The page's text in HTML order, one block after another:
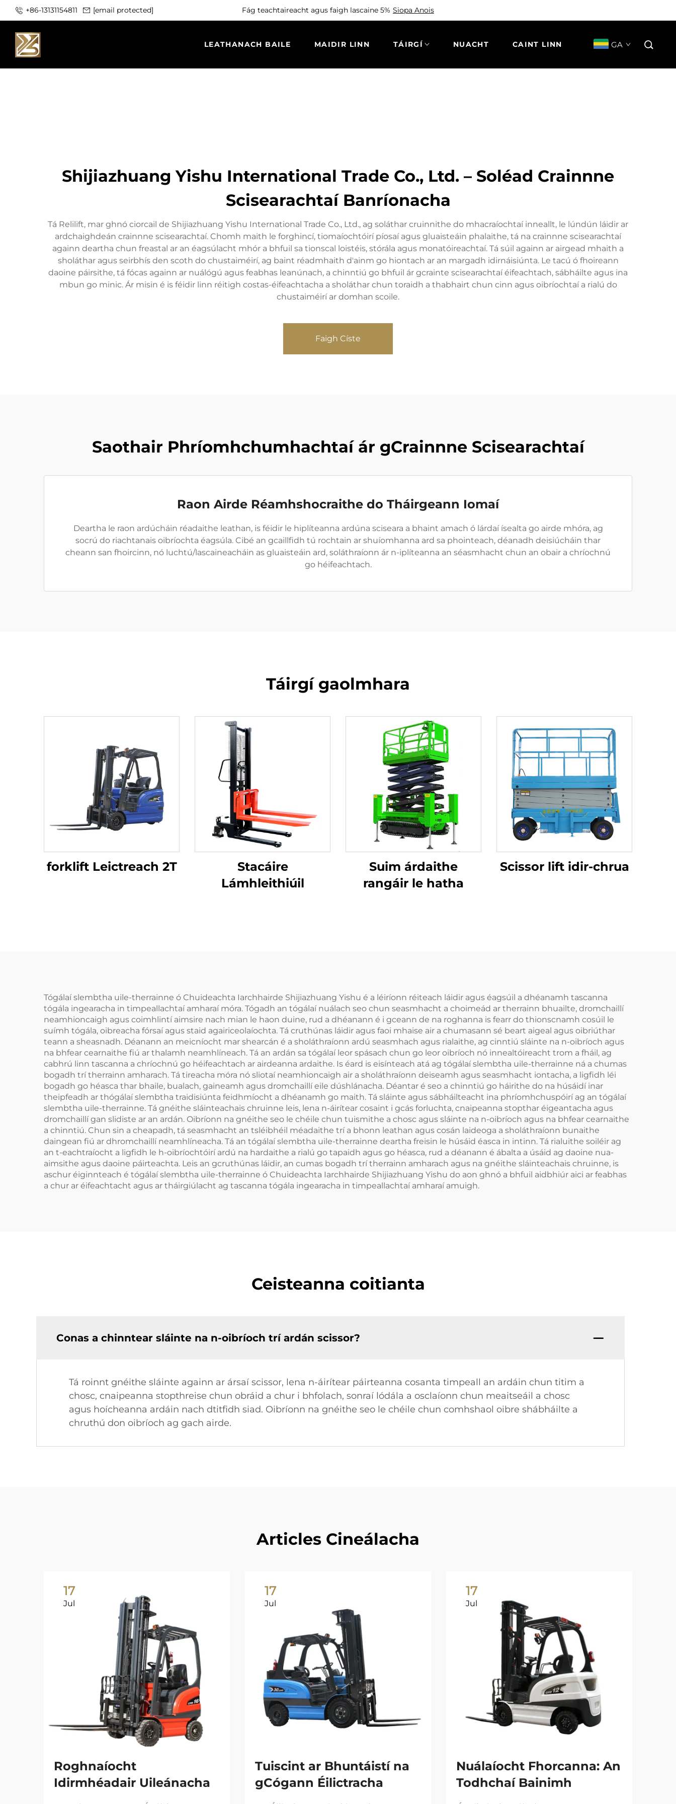
+86-13131154811 [email protected] Fág teachtaireacht agus faigh lascaine 5% Siopa Anois
LEATHANACH BAILE MAIDIR LINN TÁIRGÍ NUACHT CAINT LINN GA
Shijiazhuang Yishu International Trade Co., Ltd. – Soléad Crainnne
Scisearachtaí Banríonacha
Tá Relilift, mar ghnó ciorcail de Shijiazhuang Yishu International Trade Co., Ltd., ag soláthar cruinnithe do mhacraíochtaí inneallt, le lúndún láidir ar
ardchaighdeán crainnne scisearachtaí. Chomh maith le forghincí, tiomaíochtóirí píosaí agus gluaisteáin phalaithe, tá na crainnne scisearachtaí
againn deartha chun freastal ar an éagsúlacht mhór a bhfuil sa tionscal loistéis, stórála agus monatóireachtaí. Tá súil againn ar airgead mhaith a
sholáthar agus seirbhís den scoth do chustaiméirí, ag baint réadmhaith d'ainm go hiontach ar an margadh idirnáisiúnta. Le tacú ó fhoireann
daoine páirsithe, tá fócas againn ar nuálógú agus feabhas leanúnach, a chinntiú go bhfuil ár gcrainte scisearachtaí éifeachtach, sábháilte agus ina
mbun go minic. Ár misin é is féidir linn réitigh costas-éifeachtacha a sholáthar chun toraidh a thabhairt chun cinn agus oibríochtaí a rialú do
chustaiméirí ar domhan scoile.
Faigh Císte
Saothair Phríomhchumhachtaí ár gCrainnne Scisearachtaí
Raon Airde Réamhshocraithe do Tháirgeann Iomaí
Deartha le raon ardúcháin réadaithe leathan, is féidir le hiplíteanna ardúna sciseara a bhaint amach ó lárdaí ísealta go airde mhóra, ag
socrú do riachtanais oibríochta éagsúla. Cibé an gcaillfidh tú rochtain ar shuíomhanna ard sa phointeach, déanadh deisiúcháin thar
cheann san fhoircinn, nó luchtú/lascaineacháin as gluaisteáin ard, soláthraíonn ár n-iplíteanna an séasmhacht chun an obair a chríochnú
go héifeachtach.
Táirgí gaolmhara
forklift Leictreach 2T
Stacáire
Lámhleithiúil
Suim árdaithe
rangáir le hatha
Scissor lift idir-chrua
Tógálaí slembtha uile-therrainne ó Chuideachta Iarchhairde Shijiazhuang Yishu é a léiríonn réiteach láidir agus éagsúil a dhéanamh tascanna
tógála ingearacha in timpeallachtaí amharaí móra. Tógadh an tógálaí nuálach seo chun seasmhacht a choimeád ar therrainn bhuailte, dromchaillí
neamhioncaigh agus coimhlintí aimsire nach mian le haon duine, rud a dhéanann é i gceann de na roghanna is fearr do thionscnamh cosúil le
suímh tógála, oibreacha fórsaí agus staid agairiceolaíochta. Tá cruthúnas láidir agus faoi mhaise air a chumasann sé beart aigeal agus oibriúthar
teann a sheasnadh. Déanann an meicníocht mar shearcán é a sholáthraíonn ardú seasmhach agus rialaithe, ag cinntiú sláinte na n-oibríoch agus
na bhfear cearnaithe fiú ar thalamh neamhlíneach. Tá an ardán sa tógálaí leor spásach chun go leor oibríoch nó innealtóireacht trom a fháil, ag
cabhrú linn tascanna a chríochnú go héifeachtach ar airdeanna ardaithe. Is éard is eisínteach atá ag tógálaí slembtha uile-therrainne ná a chumas
bogadh trí therrainn amharach. Tá tireacha móra nó sliotaí neamhioncaigh air a sholáthraíonn deiseamh agus seasmhacht iontacha, a ligfidh léi
bogadh go héasca thar bhaile, bualach, gaineamh agus dromchaillí eile dúshlánacha. Déantar é seo a chinntiú go háirithe do na húsáidí inar
theipfeadh ar thógálaí slembtha traidisiúnta feidhmíocht a dhéanamh go maith. Tá sláinte agus sábháilteacht ina phríomhchuspóirí ag an tógálaí
slembtha uile-therrainne. Tá gnéithe sláinteachais chruinne leis, lena n-áirítear cosaint i gcás forluchta, cnaipeanna stopthar éigeantacha agus
dromchaillí gan slidiste ar an ardán. Oibríonn na gnéithe seo le chéile chun tuismithe a chosc agus sláinte na n-oibríoch agus na bhfear cearnaithe
a chinntiú. Chun sin a cheapadh, tá seasmhacht an tsléibhéil méadaithe trí a bhonn leathan agus cosán laideoga a sholáthraíonn bunaithe
daingean fiú ar dhromchaillí neamhlíneacha. Tá an tógálaí slembtha uile-therrainne deartha freisin le húsáid éasca in intinn. Tá rialuithe soiléir ag
an t-eachtraíocht a ligfidh le h-oibríochtóirí ardú na hardaithe a rialú go tapaidh agus go héasca, rud a déanann é ábalta a úsáid ag daoine nua-
aimsithe agus daoine páirteachta. Leis an gcruthúnas láidir, an cumas bogadh trí therrainn amharach agus na gnéithe sláinteachais chruinne, is
aschur éiginnteach é tógálaí slembtha uile-therrainne ó Chuideachta Iarchhairde Shijiazhuang Yishu do aon ghnó a bhfuil aidbhiúr aici ar feabhas
a chur ar éifeachtacht agus ar tháirgiúlacht ag tascanna tógála ingearacha in timpeallachtaí amharaí amuigh.
Ceisteanna coitianta
Conas a chinntear sláinte na n-oibríoch trí ardán scissor?
Tá roinnt gnéithe sláinte againn ar ársaí scissor, lena n-áirítear páirteanna cosanta timpeall an ardáin chun titim a
chosc, cnaipeanna stopthreise chun obráid a chur i bhfolach, sonraí lódála a osclaíonn chun meaitseáil a chosc
agus hoícheanna ardáin nach dtitfidh siad. Oibríonn na gnéithe seo le chéile chun comhshaol oibre shábháilte a
chruthú don oibríoch ag gach airde.
Articles Cineálacha
17
Jul
Roghnaíocht
Idirmhéadair Uileánacha
17
Jul
Tuiscint ar Bhuntáistí na
gCógann Éilictracha
17
Jul
Nuálaíocht Fhorcanna: An
Todhchaí Bainimh